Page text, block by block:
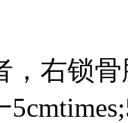
，右锁